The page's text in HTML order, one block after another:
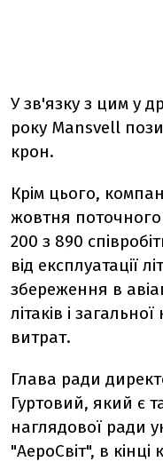
У зв'язку з цим у
року Mansvell
крон.
Крім цього,
жовтня
200 з 890
від експлуатації
збереження в
літаків і
витрат.
Глава ради
Гуртовий, який є
наглядової ради
"АероСвіт", в